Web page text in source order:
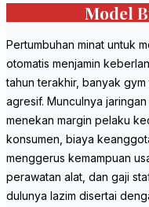
Model
Pertumbuhan minat untuk
otomatis menjamin
tahun terakhir, banyak
agresif. Munculnya
menekan margin pelaku
konsumen, biaya
menggerus kemampuan
perawatan alat, dan gaji
dulunya lazim disertai